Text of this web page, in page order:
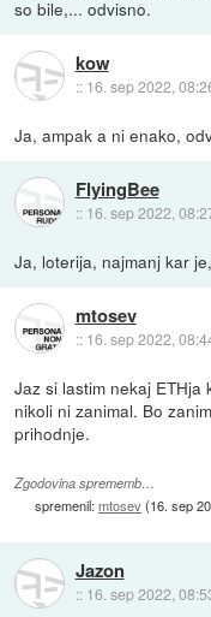
so bile,... odvisno.
kow
:: 16. sep 2022,
Ja, ampak a ni enako,
FlyingBee
:: 16. sep 2022,
Ja, loterija, najmanj kar
mtosev
:: 16. sep 2022,
Jaz si lastim nekaj ETHja
nikoli ni zanimal. Bo
prihodnje.
Zgodovina sprememb…
spremenil:mtosev(16. sep
Jazon
:: 16. sep 2022,